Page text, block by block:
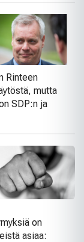
Rinteen
mutta
SDP:n ja
on
asiaa: